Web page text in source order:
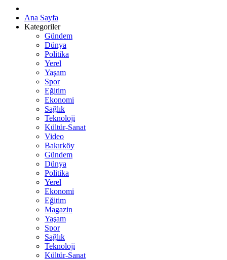
Ana Sayfa
Kategoriler
Gündem
Dünya
Politika
Yerel
Yaşam
Spor
Eğitim
Ekonomi
Sağlık
Teknoloji
Kültür-Sanat
Video
Bakırköy
Gündem
Dünya
Politika
Yerel
Ekonomi
Eğitim
Magazin
Yaşam
Spor
Sağlık
Teknoloji
Kültür-Sanat